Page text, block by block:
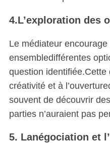
4.L’exploration des
Le médiateur
ensembledifférentes
question identifiée.Cette
créativité et à
souvent de découvrir
parties n’auraient pas
5. Lanégociation et